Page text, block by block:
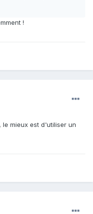
!
mieux est d'utiliser un